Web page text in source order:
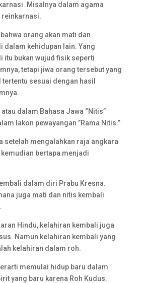
Misalnya dalam agama
reinkarnasi.
orang akan mati dan
dalam kehidupan lain. Yang
itu bukan wujud fisik seperti
tetapi jiwa orang tersebut yang
sesuai dengan hasil
dalam Bahasa Jawa “Nitis”
lakon pewayangan ”Rama Nitis.”
setelah mengalahkan raja angkara
bertapa menjadi
dalam diri Prabu Kresna.
juga mati dan nitis kembali
Hindu, kelahiran kembali juga
Namun kelahiran kembali yang
kelahiran dalam roh.
memulai hidup baru dalam
yang baru karena Roh Kudus.